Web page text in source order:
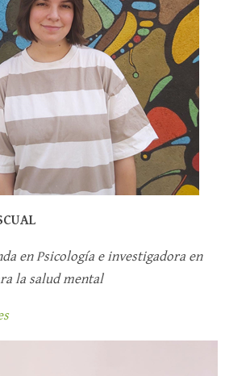
en Psicología e investigadora en
la salud mental